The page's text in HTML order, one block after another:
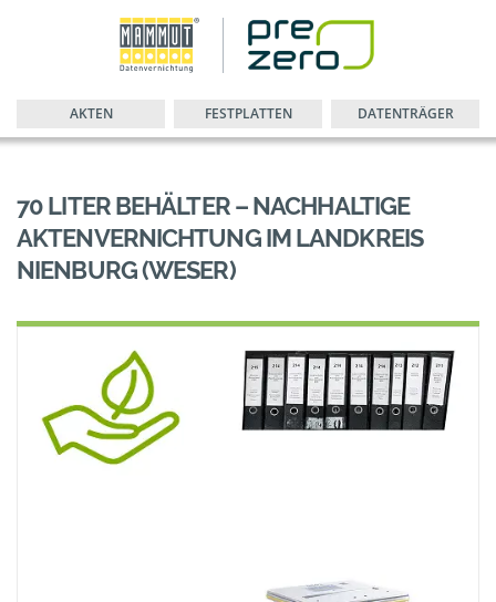
AKTEN FESTPLATTEN DATENTRÄGER
70 LITER BEHÄLTER – NACHHALTIGE
AKTENVERNICHTUNG IM LANDKREIS
NIENBURG (WESER)